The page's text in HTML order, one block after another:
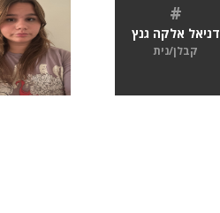
#
דניאל אלקה גנץ
קבלן/נית